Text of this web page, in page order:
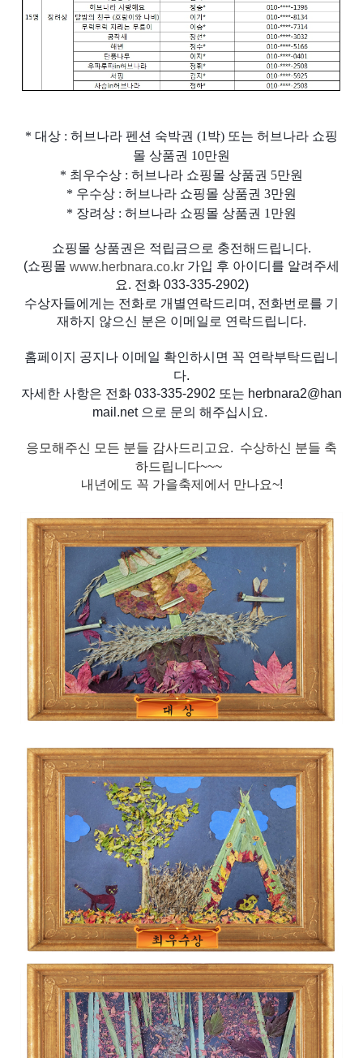
* 대상 : 허브나라 펜션 숙박권 (1박) 또는 허브나라 쇼핑
몰 상품권 10만원
* 최우수상 : 허브나라 쇼핑몰 상품권 5만원
* 우수상 : 허브나라 쇼핑몰 상품권 3만원
* 장려상 : 허브나라 쇼핑몰 상품권 1만원
쇼핑몰 상품권은 적립금으로 충전해드립니다.
(쇼핑몰 www.herbnara.co.kr 가입 후 아이디를 알려주세
요. 전화 033-335-2902)
수상자들에게는 전화로 개별연락드리며, 전화번로를 기
재하지 않으신 분은 이메일로 연락드립니다.
홈페이지 공지나 이메일 확인하시면 꼭 연락부탁드립니
다.
자세한 사항은 전화 033-335-2902 또는 herbnara2@han
mail.net 으로 문의 해주십시요.
응모해주신 모든 분들 감사드리고요. 수상하신 분들 축
하드립니다~~~
내년에도 꼭 가을축제에서 만나요~!